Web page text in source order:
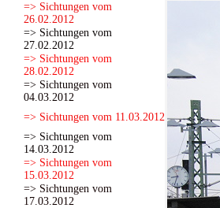
=> Sichtungen vom
26.02.2012
=> Sichtungen vom
27.02.2012
=> Sichtungen vom
28.02.2012
=> Sichtungen vom
04.03.2012
=> Sichtungen vom 11.03.2012
=> Sichtungen vom
14.03.2012
=> Sichtungen vom
15.03.2012
=> Sichtungen vom
17.03.2012